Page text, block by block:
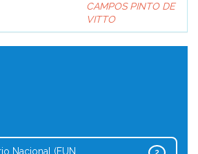
CAMPOS PINTO DE
VITTO
Nacional (FUN...